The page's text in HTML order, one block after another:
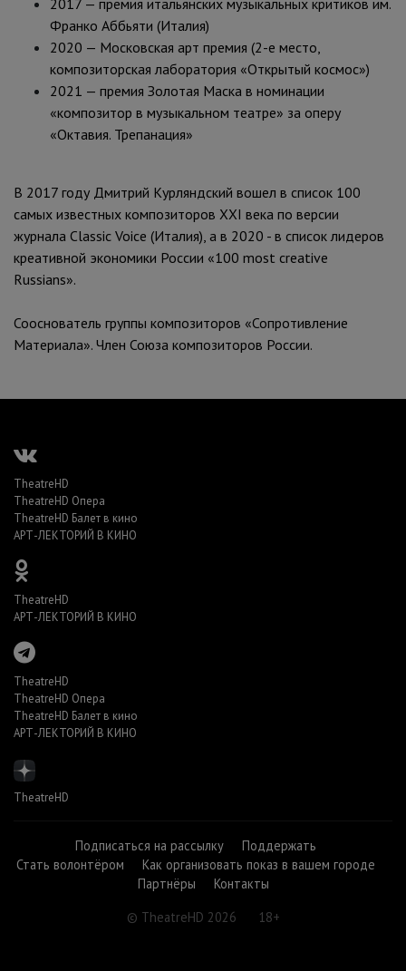
2017 — премия итальянских музыкальных критиков им.
Франко Аббьяти (Италия)
2020 — Московская арт премия (2-е место,
композиторская лаборатория «Открытый космос»)
2021 — премия Золотая Маска в номинации
«композитор в музыкальном театре» за оперу
«Октавия. Трепанация»
В 2017 году Дмитрий Курляндский вошел в список 100
самых известных композиторов XXI века по версии
журнала Classic Voice (Италия), а в 2020 - в список лидеров
креативной экономики России «100 most creative
Russians».
Сооснователь группы композиторов «Сопротивление
Материала». Член Союза композиторов России.
TheatreHD
TheatreHD Опера
TheatreHD Балет в кино
АРТ-ЛЕКТОРИЙ В КИНО
TheatreHD
АРТ-ЛЕКТОРИЙ В КИНО
TheatreHD
TheatreHD Опера
TheatreHD Балет в кино
АРТ-ЛЕКТОРИЙ В КИНО
TheatreHD
Подписаться на рассылку
Поддержать
Стать волонтёром
Как организовать показ в вашем городе
Партнёры
Контакты
© TheatreHD 2026
18+